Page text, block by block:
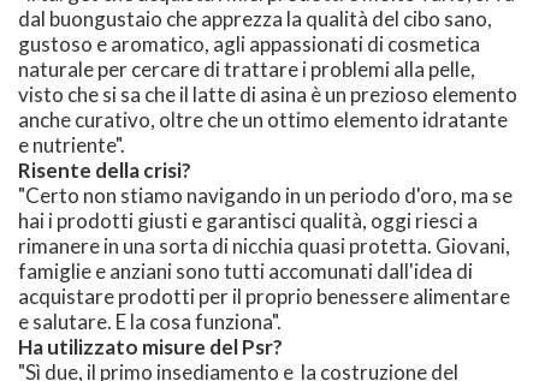
dal buongustaio che apprezza la qualità del cibo sano,
gustoso e aromatico, agli appassionati di cosmetica
naturale per cercare di trattare i problemi alla pelle,
visto che si sa che il latte di asina è un prezioso elemento
anche curativo, oltre che un ottimo elemento idratante
e nutriente".
Risente della crisi?
"Certo non stiamo navigando in un periodo d'oro, ma se
hai i prodotti giusti e garantisci qualità, oggi riesci a
rimanere in una sorta di nicchia quasi protetta. Giovani,
famiglie e anziani sono tutti accomunati dall'idea di
acquistare prodotti per il proprio benessere alimentare
e salutare. E la cosa funziona".
Ha utilizzato misure del Psr?
"Sì due, il primo insediamento e la costruzione del